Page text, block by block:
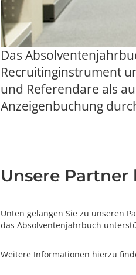
Das
Recruitinginstrument
und Referendare als
Anzeigenbuchung
Unsere
Unten gelangen Sie zu unseren
das Absolventenjahrbuch
Weitere Informationen hierzu